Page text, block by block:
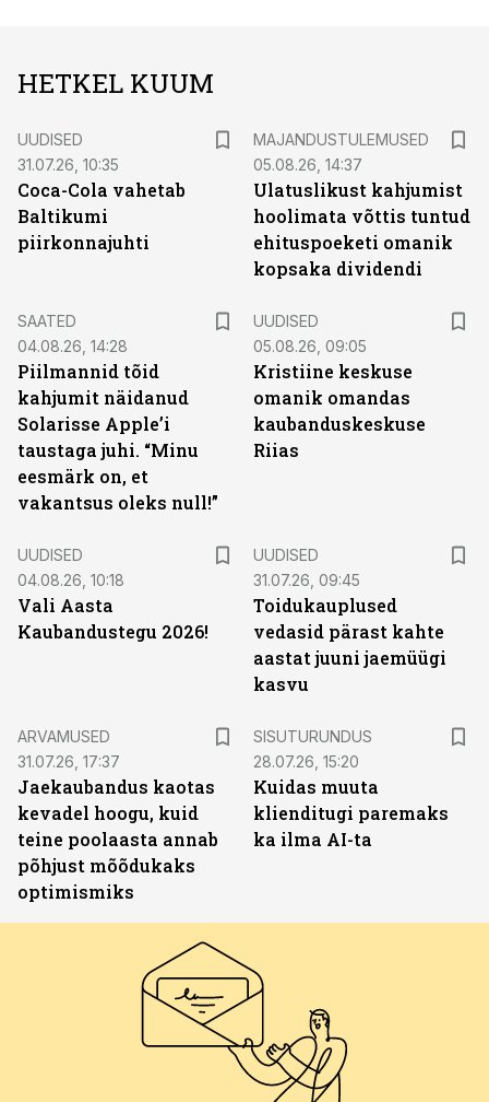
HETKEL KUUM
UUDISED
31.07.26, 10:35
Coca-Cola vahetab
Baltikumi
piirkonnajuhti
MAJANDUSTULEMUSED
05.08.26, 14:37
Ulatuslikust kahjumist
hoolimata võttis tuntud
ehituspoeketi omanik
kopsaka dividendi
SAATED
04.08.26, 14:28
Piilmannid tõid
kahjumit näidanud
Solarisse Apple’i
taustaga juhi. “Minu
eesmärk on, et
vakantsus oleks null!”
UUDISED
05.08.26, 09:05
Kristiine keskuse
omanik omandas
kaubanduskeskuse
Riias
UUDISED
04.08.26, 10:18
Vali Aasta
Kaubandustegu 2026!
UUDISED
31.07.26, 09:45
Toidukauplused
vedasid pärast kahte
aastat juuni jaemüügi
kasvu
ARVAMUSED
31.07.26, 17:37
Jaekaubandus kaotas
kevadel hoogu, kuid
teine poolaasta annab
põhjust mõõdukaks
optimismiks
SISUTURUNDUS
28.07.26, 15:20
Kuidas muuta
klienditugi paremaks
ka ilma AI-ta